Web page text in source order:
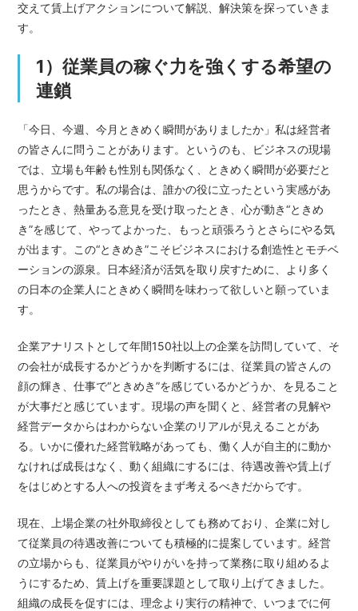
交えて賃上げアクションについて解説、解決策を探っていきま
す。
1）従業員の稼ぐ力を強くする希望の
連鎖
「今日、今週、今月ときめく瞬間がありましたか」私は経営者
の皆さんに問うことがあります。というのも、ビジネスの現場
では、立場も年齢も性別も関係なく、ときめく瞬間が必要だと
思うからです。私の場合は、誰かの役に立ったという実感があ
ったとき、熱量ある意見を受け取ったとき、心が動き“ときめ
き”を感じて、やってよかった、もっと頑張ろうとさらにやる気
が出ます。この“ときめき”こそビジネスにおける創造性とモチベ
ーションの源泉。日本経済が活気を取り戻すために、より多く
の日本の企業人にときめく瞬間を味わって欲しいと願っていま
す。
企業アナリストとして年間150社以上の企業を訪問していて、そ
の会社が成長するかどうかを判断するには、従業員の皆さんの
顔の輝き、仕事で“ときめき”を感じているかどうか、を見ること
が大事だと感じています。現場の声を聞くと、経営者の見解や
経営データからはわからない企業のリアルが見えることがあ
る。いかに優れた経営戦略があっても、働く人が自主的に動か
なければ成長はなく、動く組織にするには、待遇改善や賃上げ
をはじめとする人への投資をまず考えるべきだからです。
現在、上場企業の社外取締役としても務めており、企業に対し
て従業員の待遇改善についても積極的に提案しています。経営
の立場からも、従業員がやりがいを持って業務に取り組めるよ
うにするため、賃上げを重要課題として取り上げてきました。
組織の成長を促すには、理念より実行の精神で、いつまでに何